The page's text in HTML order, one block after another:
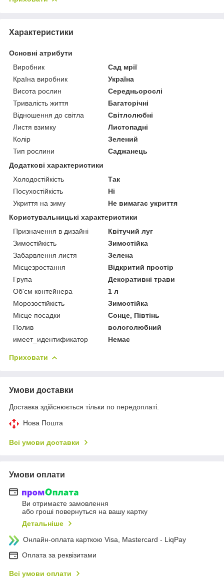
Характеристики
Основні атрибути
Виробник
Сад мрії
Країна виробник
Україна
Висота рослин
Середньорослі
Тривалість життя
Багаторічні
Відношення до світла
Світлолюбні
Листя взимку
Листопадні
Колір
Зелений
Тип рослини
Саджанець
Додаткові характеристики
Холодостійкість
Так
Посухостійкість
Ні
Укриття на зиму
Не вимагає укриття
Користувальницькі характеристики
Призначення в дизайні
Квітучий луг
Зимостійкість
Зимостійка
Забарвлення листя
Зелена
Місцезростання
Відкритий простір
Група
Декоративні трави
Об'єм контейнера
1 л
Морозостійкість
Зимостійка
Місце посадки
Сонце, Півтінь
Полив
вологолюбний
имеет_идентификатор
Немає
Приховати
Умови доставки
Доставка здійснюється тільки по передоплаті.
Нова Пошта
Всі умови доставки
Умови оплати
Ви отримаєте замовлення
або гроші повернуться на вашу картку
Детальніше
Онлайн-оплата карткою Visa, Mastercard - LiqPay
Оплата за реквізитами
Всі умови оплати